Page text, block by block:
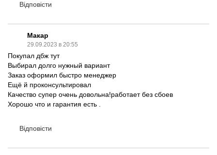
Відповісти
Макар
29.09.2023 в 20:55
Покупал дбж тут
Выбирал долго нужный вариант
Заказ оформил быстро менеджер
Ещё й проконсультировал
Качество супер очень довольна!работает без сбоев
Хорошо что и гарантия есть .
Відповісти